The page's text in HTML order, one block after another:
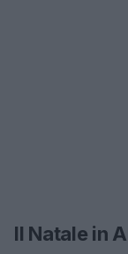
Il Natale in